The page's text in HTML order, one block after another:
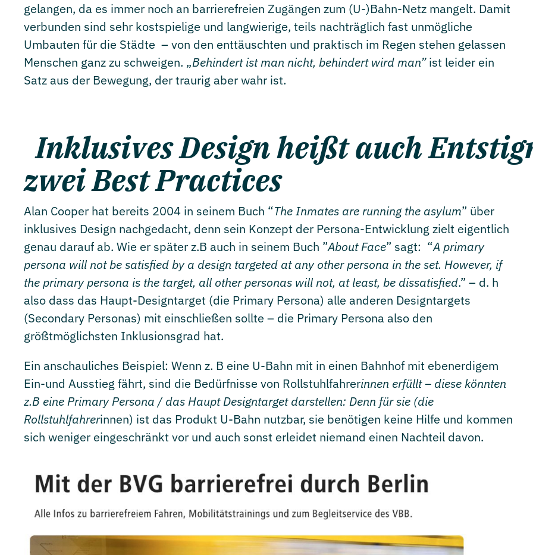
gelangen, da es immer noch an barrierefreien Zugängen zum (U-)Bahn-Netz mangelt. Damit
verbunden sind sehr kostspielige und langwierige, teils nachträglich fast unmögliche
Umbauten für die Städte – von den enttäuschten und praktisch im Regen stehen gelassen
Menschen ganz zu schweigen. „Behindert ist man nicht, behindert wird man”ist leider ein
Satz aus der Bewegung, der traurig aber wahr ist.
Inklusives Design heißt auch
zwei Best Practices
Alan Cooper hat bereits 2004 in seinem Buch “The Inmates are running the asylum” über
inklusives Design nachgedacht, denn sein Konzept der Persona-Entwicklung zielt eigentlich
genau darauf ab. Wie er später z.B auch in seinem Buch ”About Face” sagt: “A primary
persona will not be satisfied by a design targeted at any other persona in the set. However, if
the primary persona is the target, all other personas will not, at least, be dissatisfied.” – d. h
also dass das Haupt-Designtarget (die Primary Persona) alle anderen Designtargets
(Secondary Personas) mit einschließen sollte – die Primary Persona also den
größtmöglichsten Inklusionsgrad hat.
Ein anschauliches Beispiel: Wenn z. B eine U-Bahn mit in einen Bahnhof mit ebenerdigem
Ein-und Ausstieg fährt, sind die Bedürfnisse von Rollstuhlfahrerinnen erfüllt – diese könnten
z.B eine Primary Persona / das Haupt Designtarget darstellen: Denn für sie (die
Rollstuhlfahrerinnen) ist das Produkt U-Bahn nutzbar, sie benötigen keine Hilfe und kommen
sich weniger eingeschränkt vor und auch sonst erleidet niemand einen Nachteil davon.